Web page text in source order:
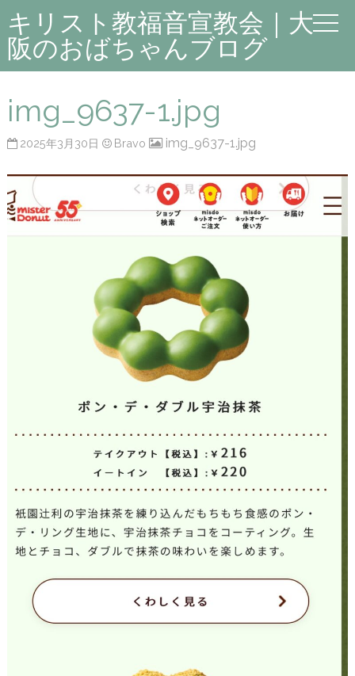
キリスト教福音宣教会｜大
阪のおばちゃんブログ
img_9637-1.jpg
2025年3月30日 Bravo img_9637-1.jpg